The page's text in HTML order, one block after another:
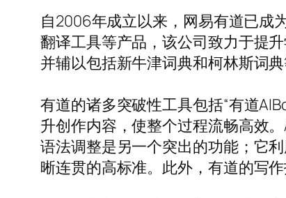
自2006年成立以来，网易有道已成
翻译工具等产品，该公司致力于提升
并辅以包括新牛津词典和柯林斯词
有道的诸多突破性工具包括“有道
升创作内容，使整个过程流畅高效
语法调整是另一个突出的功能；它
晰连贯的高标准。此外，有道的写